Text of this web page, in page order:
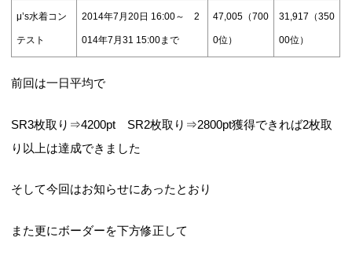
μ’s水着コン
テスト
2014年7月20日 16:00～ 2
014年7月31 15:00まで
47,005（700
0位）
31,917（350
00位）
前回は一日平均で
SR3枚取り⇒4200pt SR2枚取り⇒2800pt獲得できれば2枚取
り以上は達成できました
そして今回はお知らせにあったとおり
また更にボーダーを下方修正して